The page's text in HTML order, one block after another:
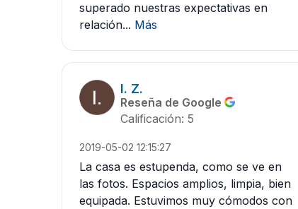
superado nuestras expectativas en
relación... Más
I. Z.
Reseña de Google
Calificación: 5
2019-05-02 12:15:27
La casa es estupenda, como se ve en
las fotos. Espacios amplios, limpia, bien
equipada. Estuvimos muy cómodos con